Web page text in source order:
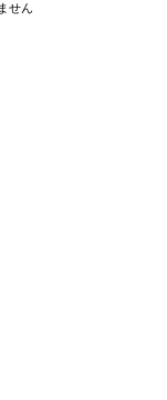
せん